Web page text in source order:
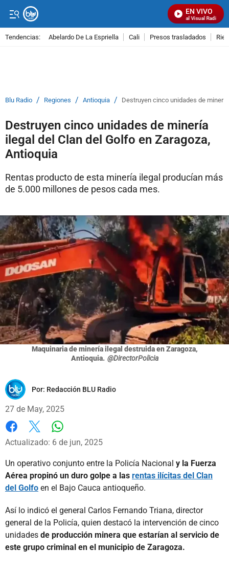
EN VIVO
Señal Visual Radio
Tendencias: Abelardo De La Espriella Cali Presos trasladados
Blu Radio / Regiones / Antioquia / Destruyen cinco unidades de
Destruyen cinco unidades de minería
ilegal del Clan del Golfo en Zaragoza,
Antioquia
Rentas producto de esta minería ilegal producían más
de 5.000 millones de pesos cada mes.
Maquinaria de minería ilegal destruida en Zaragoza,
Antioquia. @DirectorPolicia
Por: Redacción BLU Radio
27 de May, 2025
Facebook
X
Actualizado: 6 de jun, 2025
Un operativo conjunto entre la Policía Nacional y la Fuerza
Aérea propinó un duro golpe a las rentas ilícitas del Clan
del Golfo en el Bajo Cauca antioqueño.
Así lo indicó el general Carlos Fernando Triana, director
general de la Policía, quien destacó la intervención de cinco
unidades de producción minera que estarían al servicio de
este grupo criminal en el municipio de Zaragoza.